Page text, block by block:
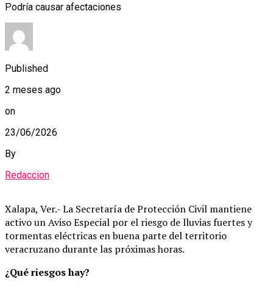
Podría causar afectaciones
Published
2 meses ago
on
23/06/2026
By
Redaccion
Xalapa, Ver.- La Secretaría de Protección Civil mantiene
activo un Aviso Especial por el riesgo de lluvias fuertes y
tormentas eléctricas en buena parte del territorio
veracruzano durante las próximas horas.
¿Qué riesgos hay?